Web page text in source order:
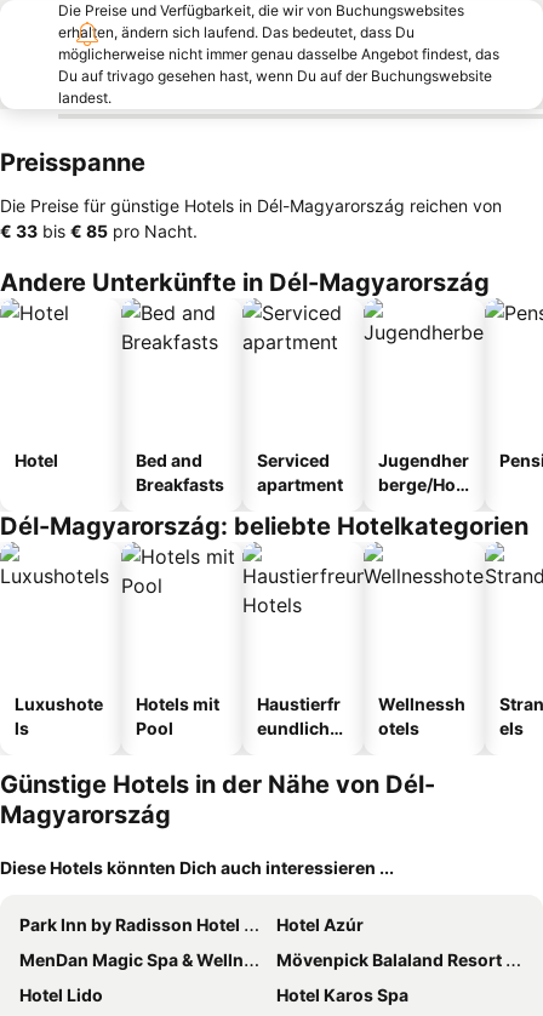
Die Preise und Verfügbarkeit, die wir von Buchungswebsites
erhalten, ändern sich laufend. Das bedeutet, dass Du
möglicherweise nicht immer genau dasselbe Angebot findest, das
Du auf trivago gesehen hast, wenn Du auf der Buchungswebsite
landest.
Preisspanne
Die Preise für günstige Hotels in Dél-Magyarország reichen von
‎€ 33 bis ‎€ 85 pro Nacht.
Andere Unterkünfte in Dél-Magyarország
Hotel
Bed and
Breakfasts
Serviced
apartment
Jugendher
berge/Hos
Dél-Magyarország: beliebte Hotelkategorien
Luxushote
ls
Hotels mit
Pool
Haustierfr
eundliche
Wellnessh
otels
els
Günstige Hotels in der Nähe von Dél-
Magyarország
Diese Hotels könnten Dich auch interessieren ...
Park Inn by Radisson Hotel Zalakaros Hotel & Spa
Hotel Azúr
MenDan Magic Spa & Wellness Hotel
Mövenpick Balaland Resort Lake Balaton
Hotel Lido
Hotel Karos Spa